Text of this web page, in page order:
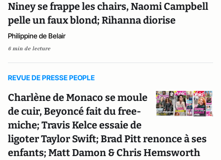
Niney se frappe les chairs, Naomi Campbell
pelle un faux blond; Rihanna diorise
Philippine de Belair
6 min de lecture
REVUE DE PRESSE PEOPLE
Charlène de Monaco se moule
de cuir, Beyoncé fait du free-
miche; Travis Kelce essaie de
ligoter Taylor Swift; Brad Pitt renonce à ses
enfants; Matt Damon & Chris Hemsworth